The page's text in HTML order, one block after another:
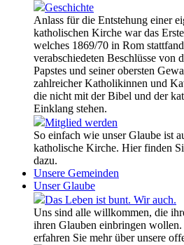
Geschichte
Anlass für die Entstehung einer
katholischen Kirche war das
welches 1869/70 in Rom
verabschiedeten Beschlüsse von
Papstes und seiner obersten
zahlreicher Katholikinnen und
die nicht mit der Bibel und der
Einklang stehen.
Mitglied werden
So einfach wie unser Glaube ist
katholische Kirche. Hier finden
dazu.
Unsere Gemeinden
Unser Glaube
Das Leben ist bunt. Wir auch.
Uns sind alle willkommen, die
ihren Glauben einbringen
erfahren Sie mehr über unsere